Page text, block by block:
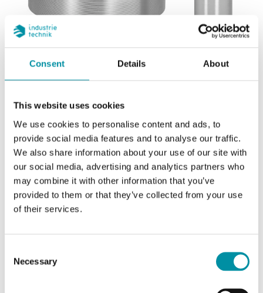
Consent Details About
This website uses cookies
We use cookies to personalise content and ads, to
provide social media features and to analyse our traffic.
We also share information about your use of our site with
our social media, advertising and analytics partners who
may combine it with other information that you’ve
provided to them or that they’ve collected from your use
of their services.
Selection
Necessary
INDUSTRIETECHNIK
Honeywell-V538C6xxx
Adattatori per utilizzare gli attuatori Industrietechnik con valvole di altri